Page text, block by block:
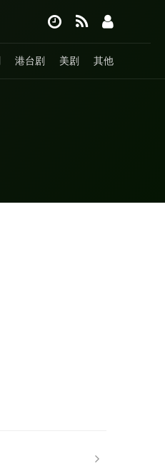
港台剧 美剧 其他